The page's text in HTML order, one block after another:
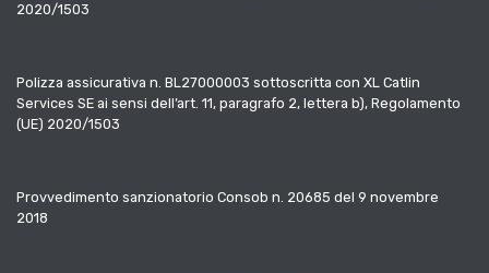
2020/1503
Polizza assicurativa n. BL27000003 sottoscritta con XL Catlin
Services SE ai sensi dell’art. 11, paragrafo 2, lettera b), Regolamento
(UE) 2020/1503
Provvedimento sanzionatorio Consob n. 20685 del 9 novembre
2018